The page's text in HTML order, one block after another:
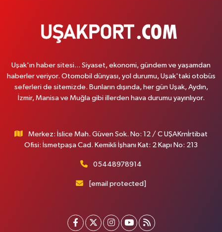
Uşak'ın haber sitesi... Siyaset, ekonomi, gündem ve yaşamdan
haberler veriyor. Otomobil dünyası, yol durumu, Uşak'taki otobüs
seferleri de sitemizde. Bunların dışında, her gün Uşak, Aydın,
İzmir, Manisa ve Muğla gibi illerden hava durumu yayınlıyor.
Merkez: İslice Mah. Güven Sok. No: 12 / C UŞAKrnİrtibat
Ofisi: İsmetpaşa Cad. Kemikli İşhanı Kat: 2 Kapı No: 213
05448978914
[email protected]